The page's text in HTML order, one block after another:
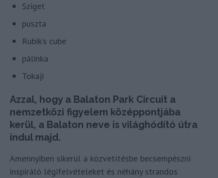
Sziget
puszta
Rubik’s cube
pálinka
Tokaji
Azzal, hogy a Balaton Park Circuit a
nemzetközi figyelem középpontjába
kerül, a Balaton neve is világhódító útra
indul majd.
Amennyiben sikerül a közvetítésbe becsempészni
inspiráló légifelvételeket és néhány strandos